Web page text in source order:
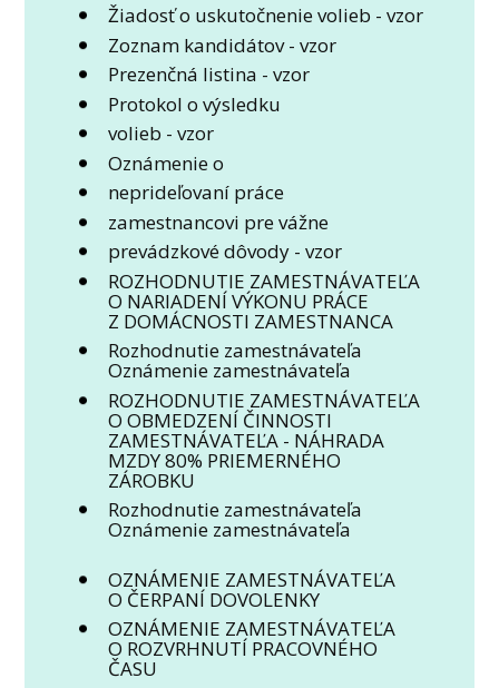
Žiadosť o uskutočnenie volieb - vzor
Zoznam kandidátov - vzor
Prezenčná listina - vzor
Protokol o výsledku
volieb - vzor
Oznámenie o
neprideľovaní práce
zamestnancovi pre vážne
prevádzkové dôvody - vzor
ROZHODNUTIE ZAMESTNÁVATEĽA
O NARIADENÍ VÝKONU PRÁCE
Z DOMÁCNOSTI ZAMESTNANCA
Rozhodnutie zamestnávateľa
Oznámenie zamestnávateľa
ROZHODNUTIE ZAMESTNÁVATEĽA
O OBMEDZENÍ ČINNOSTI
ZAMESTNÁVATEĽA - NÁHRADA
MZDY 80% PRIEMERNÉHO
ZÁROBKU
Rozhodnutie zamestnávateľa
Oznámenie zamestnávateľa
OZNÁMENIE ZAMESTNÁVATEĽA
O ČERPANÍ DOVOLENKY
OZNÁMENIE ZAMESTNÁVATEĽA
O ROZVRHNUTÍ PRACOVNÉHO
ČASU